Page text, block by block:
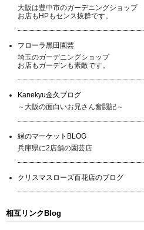
大阪は豊中市のガーデニングショップ
お店もHPもセンス抜群です。
フローラ黒田園芸
埼玉のガーデニングショップ
お店もガーデンも素敵です。
Kanekyu金久ブログ
～大阪の面白いお兄さん奮闘記～
緑のマーケットBLOG
兵庫県に2店舗の園芸店
クリスマスローズ百花店のブログ
相互リンクBlog